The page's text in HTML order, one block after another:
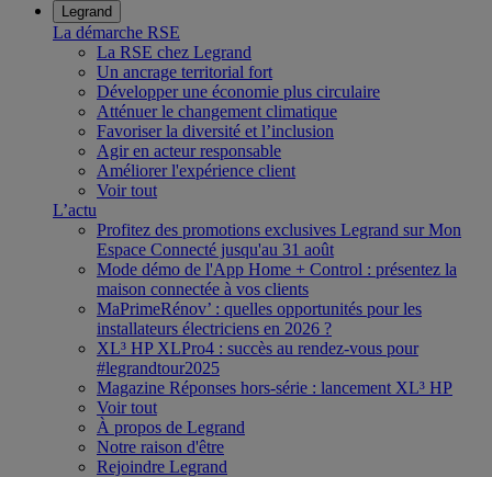
Legrand
La démarche RSE
La RSE chez Legrand
Un ancrage territorial fort
Développer une économie plus circulaire
Atténuer le changement climatique
Favoriser la diversité et l’inclusion
Agir en acteur responsable
Améliorer l'expérience client
Voir tout
L’actu
Profitez des promotions exclusives Legrand sur Mon
Espace Connecté jusqu'au 31 août
Mode démo de l'App Home + Control : présentez la
maison connectée à vos clients
MaPrimeRénov’ : quelles opportunités pour les
installateurs électriciens en 2026 ?
XL³ HP XLPro4 : succès au rendez-vous pour
#legrandtour2025
Magazine Réponses hors-série : lancement XL³ HP
Voir tout
À propos de Legrand
Notre raison d'être
Rejoindre Legrand